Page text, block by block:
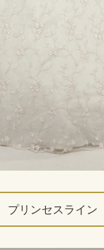
プリンセスライン